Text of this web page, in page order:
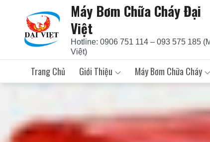
content
Máy Bơm Chữa Cháy Đại
Việt
Hotline: 0906 751 114 – 093 575 185
Việt)
Trang Chủ Giới Thiệu Máy Bơm Chữa Cháy